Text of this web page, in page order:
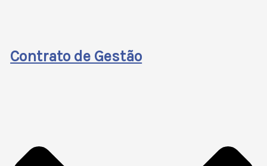
Contrato de Gestão